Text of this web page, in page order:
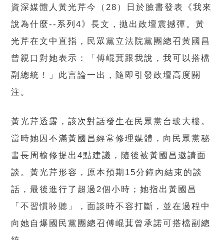
資深媒體人黃光芹今（28）日於臉書發表《我來
說為什麼--系列4》長文，拋出政壇震撼彈。黃
光芹在文中直指，民眾黨立法院黨團總召黃國昌
曾親口對她表示：「傅崐萁跟我說，我可以搭檔
副總統！」此言論一出，隨即引發政壇高度關
注。
黃光芹透露，該次對話發生在民眾黨台玻大樓。
當時她因不滿黃國昌經常修理媒體，向民眾黨秘
書長周榆修提出4點建議，隨後被黃國昌邀請面
談。黃光芹形容，原本預期15分鐘內結束的談
話，最後進行了超過2個小時；她指出黃國昌
「不習慣聆聽」，面談時不容打斷，並在過程中
向她自爆國民黨團總召傅崐萁曾承諾可搭檔副總